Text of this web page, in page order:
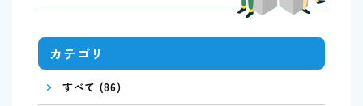
カテゴリ
> すべて (86)